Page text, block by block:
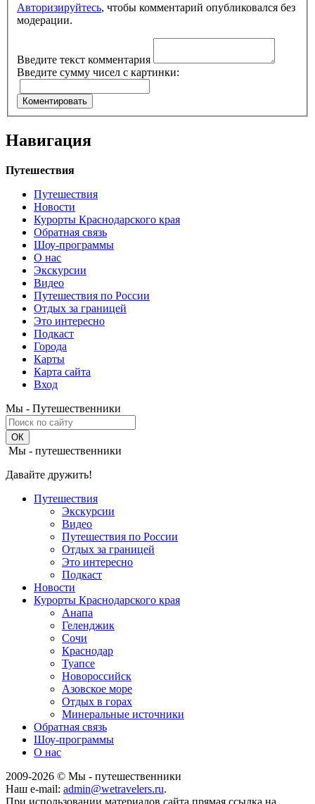
Авторизируйтесь, чтобы комментарий опубликовался без
модерации.
Введите текст комментария
Введите сумму чисел с картинки:
Навигация
Путешествия
Путешествия
Новости
Курорты Краснодарского края
Обратная связь
Шоу-программы
О нас
Экскурсии
Видео
Путешествия по России
Отдых за границей
Это интересно
Подкаст
Города
Карты
Карта сайта
Вход
Мы - Путешественники
Мы - путешественники
Давайте дружить!
Путешествия
Экскурсии
Видео
Путешествия по России
Отдых за границей
Это интересно
Подкаст
Новости
Курорты Краснодарского края
Анапа
Геленджик
Сочи
Краснодар
Туапсе
Новороссийск
Азовское море
Отдых в горах
Минеральные источники
Обратная связь
Шоу-программы
О нас
2009-2026 © Мы - путешественники
Наш e-mail: admin@wetravelers.ru.
При использовании материалов сайта прямая ссылка на